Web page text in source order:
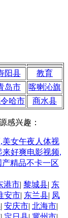
阳县
教育
岛市
喀喇沁旗
哈市 商水县
感兴趣：
美女午夜人体视
好爽电影视频,
精品不卡一区
港市| 黎城县| 东
安市| 东兰县| 凤
| 安庆市| 北海市|